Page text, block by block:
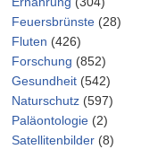
Feuersbrünste (28)
Fluten (426)
Forschung (852)
Gesundheit (542)
Naturschutz (597)
Paläontologie (2)
Satellitenbilder (8)